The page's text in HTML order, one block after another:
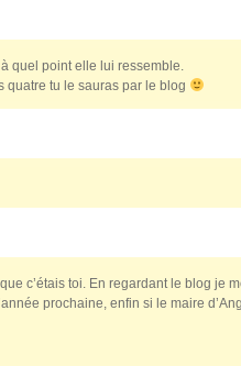
quel point elle lui ressemble.
quatre tu le sauras par le blog
c’étais toi. En regardant le blog je
prochaine, enfin si le maire